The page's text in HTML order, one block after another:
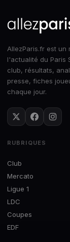
AllezParis.fr est un
l'actualité du Paris
club, résultats,
presse, fiches
chaque jour.
RUBRIQUES
Club
Mercato
Ligue 1
LDC
Coupes
EDF